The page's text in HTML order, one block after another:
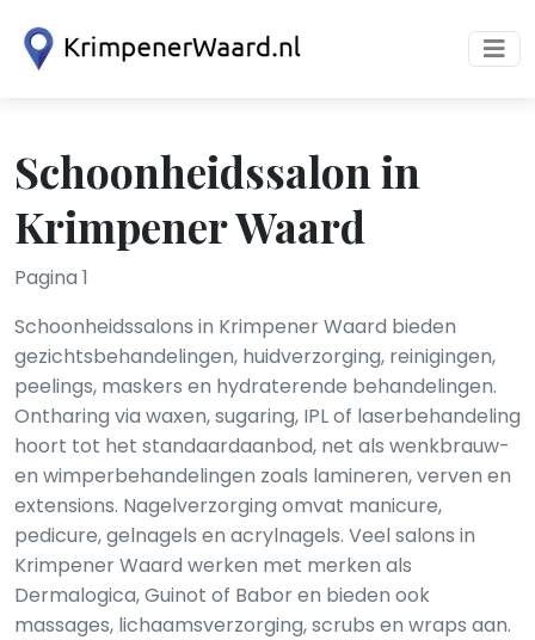
Schoonheidssalon in
Krimpener Waard
Pagina 1
Schoonheidssalons in Krimpener Waard bieden
gezichtsbehandelingen, huidverzorging, reinigingen,
peelings, maskers en hydraterende behandelingen.
Ontharing via waxen, sugaring, IPL of laserbehandeling
hoort tot het standaardaanbod, net als wenkbrauw-
en wimperbehandelingen zoals lamineren, verven en
extensions. Nagelverzorging omvat manicure,
pedicure, gelnagels en acrylnagels. Veel salons in
Krimpener Waard werken met merken als
Dermalogica, Guinot of Babor en bieden ook
massages, lichaamsverzorging, scrubs en wraps aan.